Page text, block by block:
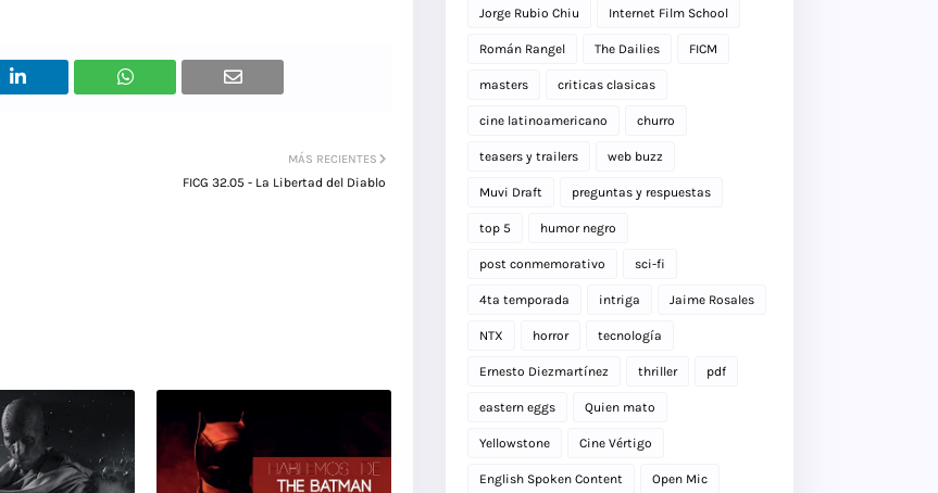
MÁS RECIENTES
FICG 32.05 - La Libertad del Diablo
Jorge Rubio Chiu Internet Film School
Román Rangel The Dailies FICM
masters criticas clasicas
cine latinoamericano churro
teasers y trailers web buzz
Muvi Draft preguntas y respuestas
top 5 humor negro
post conmemorativo sci-fi
4ta temporada intriga Jaime Rosales
NTX horror tecnología
Ernesto Diezmartínez thriller pdf
eastern eggs Quien mato
Yellowstone Cine Vértigo
English Spoken Content Open Mic